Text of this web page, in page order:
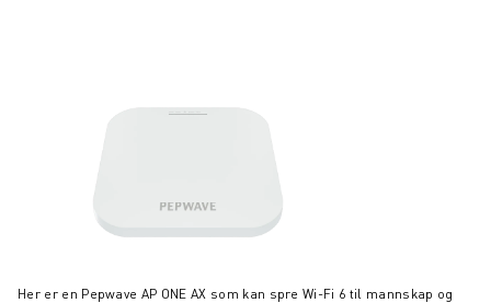
Her er en Pepwave AP ONE AX som kan spre Wi-Fi 6 til mannskap og